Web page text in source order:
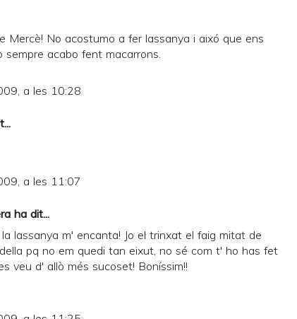
y
n
F
Mercè! No acostumo a fer lassanya i aixó que ens
sempre acabo fent macarrons.
a les 10:28
a les 11:07
ha dit...
lassanya m' encanta! Jo el trinxat el faig mitat de
pq no em quedi tan eixut, no sé com t' ho has fet
veu d' allò més sucoset! Boníssim!!